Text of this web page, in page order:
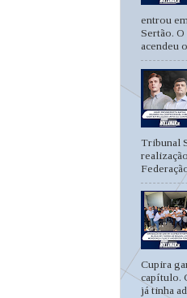
entrou
Sertão. O
acendeu
Tribunal
Cupira
capítulo.
já tinha